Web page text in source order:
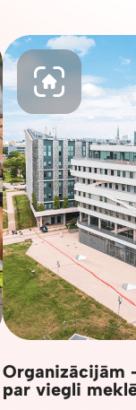
Organizācijām
par viegli